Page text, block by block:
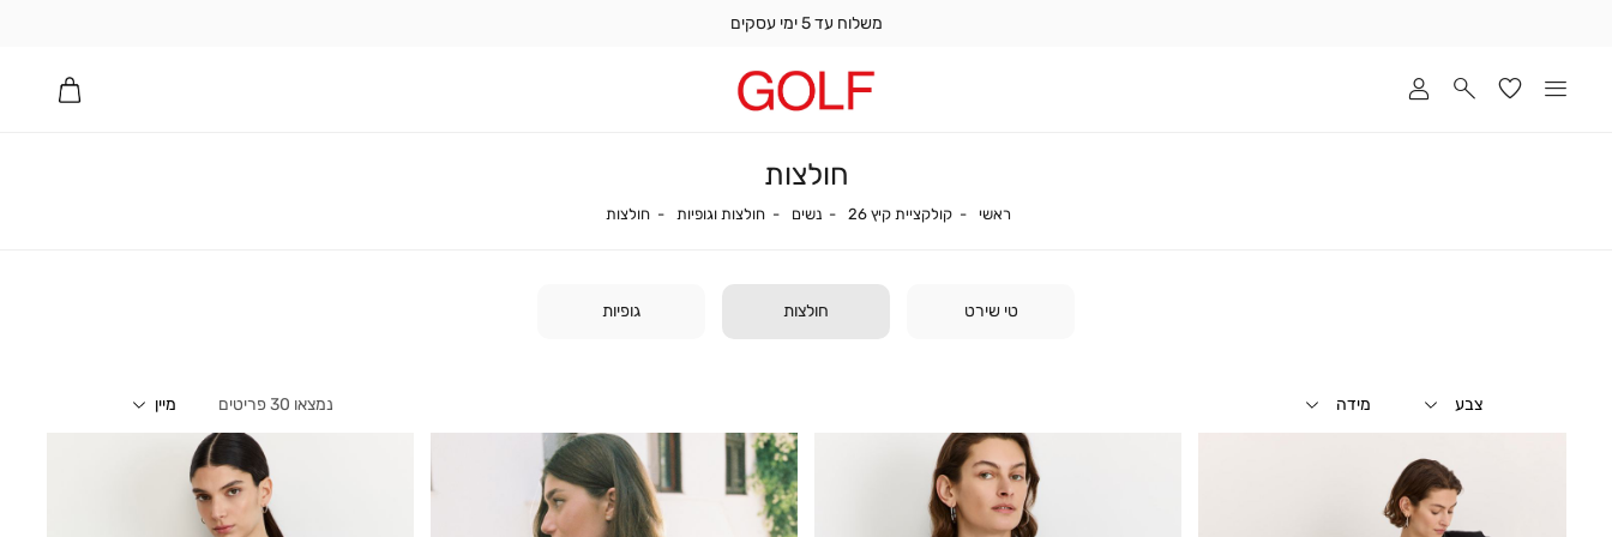
משלוח עד 5 ימי עסקים
חולצות
ראשי ראשיקולקציית קיץ 26 קולקציית קיץ 26
נשים נשיםחולצות וגופיות חולצות וגופיות
חולצות
טי שירט חולצות גופיות
צבע מידה 30פריטים